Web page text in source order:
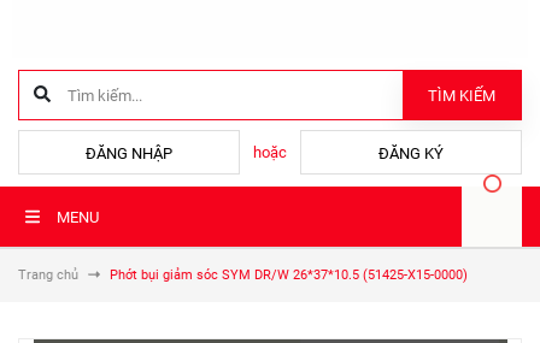
TÌM KIẾM
ĐĂNG NHẬP hoặc ĐĂNG KÝ
MENU
Trang chủ Phớt bụi giảm sóc SYM DR/W 26*37*10.5 (51425-X15-0000)